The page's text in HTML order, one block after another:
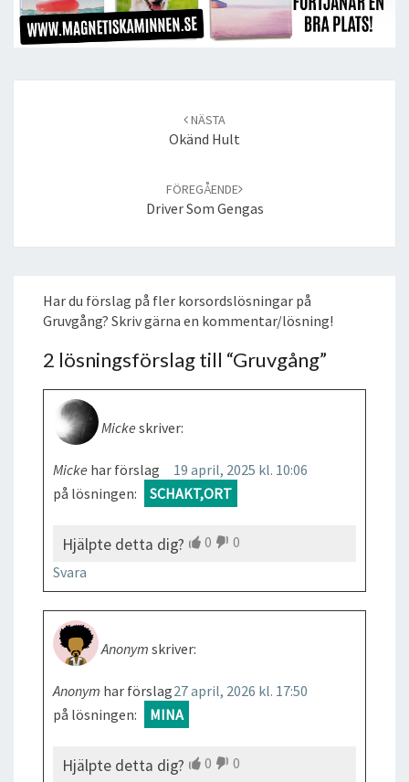
NÄSTA
Okänd Hult
FÖREGÅENDE
Driver Som Gengas
Har du förslag på fler korsordslösningar på
Gruvgång? Skriv gärna en kommentar/lösning!
2 lösningsförslag till “Gruvgång”
Micke skriver:
19 april, 2025 kl. 10:06
Micke har förslag
på lösningen:
SCHAKT,ORT
Hjälpte detta dig? 0
0
Svara
Anonym skriver:
27 april, 2026 kl. 17:50
Anonym har förslag
på lösningen:
MINA
Hjälpte detta dig? 0
0